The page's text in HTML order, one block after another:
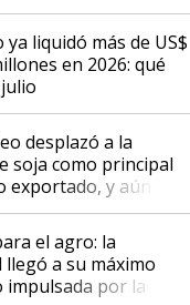
ya liquidó más de US$
en 2026: qué
desplazó a la
soja como principal
exportado, y aún así
casi seis de cada
y sostuvo el
en un semestre
el agro: la
llegó a su máximo
impulsada por la